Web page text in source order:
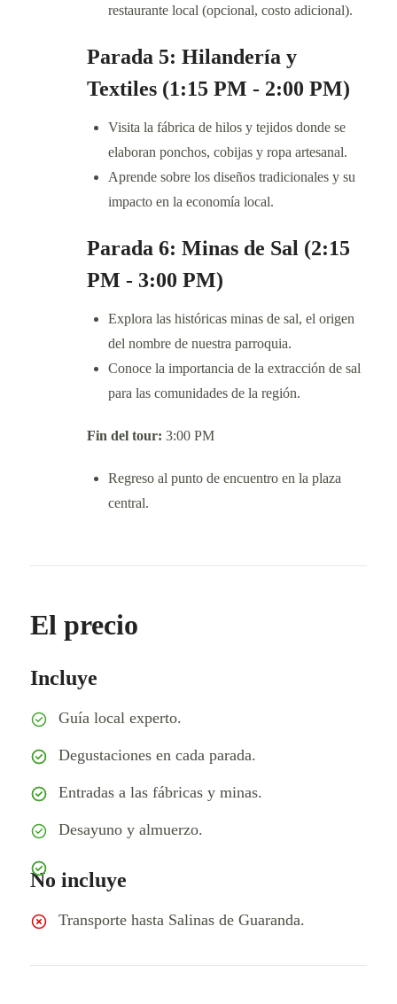
restaurante local (opcional, costo adicional).
Parada 5: Hilandería y
Textiles (1:15 PM - 2:00 PM)
Visita la fábrica de hilos y tejidos donde se
elaboran ponchos, cobijas y ropa artesanal.
Aprende sobre los diseños tradicionales y su
impacto en la economía local.
Parada 6: Minas de Sal (2:15
PM - 3:00 PM)
Explora las históricas minas de sal, el origen
del nombre de nuestra parroquia.
Conoce la importancia de la extracción de sal
para las comunidades de la región.
Fin del tour: 3:00 PM
Regreso al punto de encuentro en la plaza
central.
El precio
Incluye
Guía local experto.
Degustaciones en cada parada.
Entradas a las fábricas y minas.
Desayuno y almuerzo.
No incluye
Transporte hasta Salinas de Guaranda.